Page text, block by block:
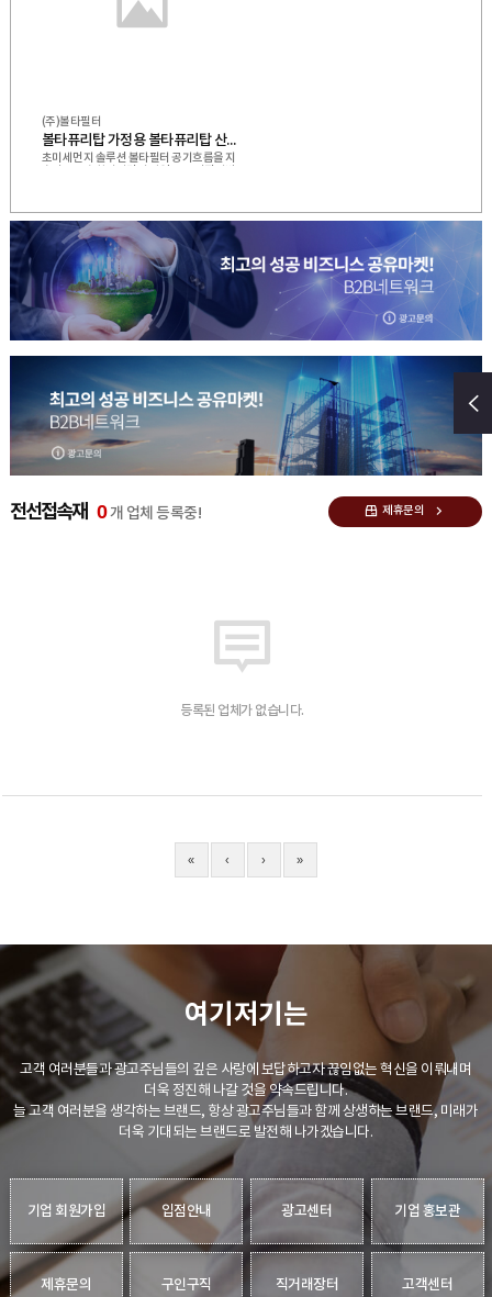
(주)볼타필터
볼타퓨리탑 가정용 볼타퓨리탑 산업용
초미세먼지 솔루션 볼타필터 공기흐름을 지
전선접속재 0개 업체 등록중! 제휴문의
등록된 업체가 없습니다.
« ‹ › »
여기저기는
고객 여러분들과 광고주님들의 깊은 사랑에 보답하고자 끊임없는 혁신을 이뤄내며
더욱 정진해 나갈 것을 약속드립니다.
늘 고객 여러분을 생각하는 브랜드, 항상 광고주님들과 함께 상생하는 브랜드, 미래가
더욱 기대되는 브랜드로 발전해 나가겠습니다.
기업 회원가입 입점안내 광고센터 기업 홍보관
제휴문의 구인구직 직거래장터 고객센터